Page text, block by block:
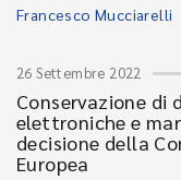
Francesco Mucciarelli
26 Settembre 2022
Conservazione
elettroniche e
decisione della
Europea